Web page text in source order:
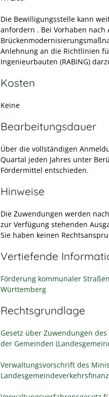
Die Bewilligungsstelle kann
anfordern . Bei Vorhaben
Anlehnung an die Richtlinien
Ingenieurbauten (RABING)
Kosten
Keine
Bearbeitungsdauer
Über die vollständigen
Quartal jeden Jahres unter
Fördermittel entschieden.
Hinweise
Die Zuwendungen werden
zur Verfügung stehenden
Sie haben keinen
Vertiefende
Förderung kommunaler
Württemberg
Rechtsgrundlage
Gesetz über Zuwendungen
der Gemeinden
Verwaltungsvorschrift des